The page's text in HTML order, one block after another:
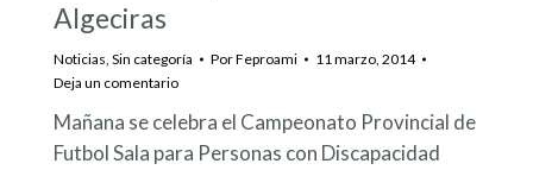
Algeciras
Noticias, Sin categoría PorFeproami
11 marzo, 2014
Deja un comentario
Mañana se celebra el Campeonato Provincial de
Futbol Sala para Personas con Discapacidad